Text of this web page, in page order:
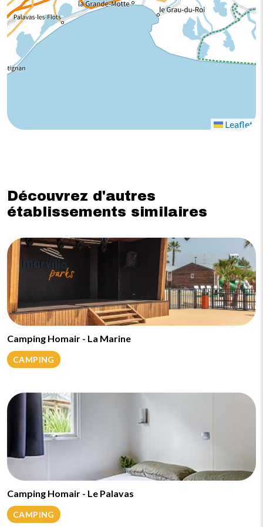
Leaflet
Découvrez d'autres
établissements similaires
Camping Homair - La Marine
CAMPING
Camping Homair - Le Palavas
CAMPING